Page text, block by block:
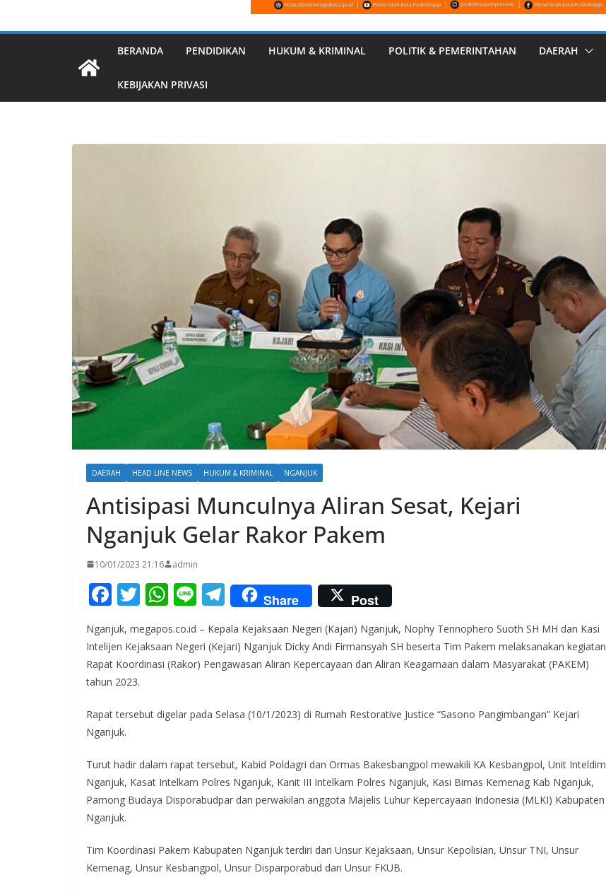
BERANDA PENDIDIKAN HUKUM & KRIMINAL POLITIK & PEMERINTAHAN DAERAH
KEBIJAKAN PRIVASI
DAERAH HEAD LINE NEWS HUKUM & KRIMINAL NGANJUK
Antisipasi Munculnya Aliran Sesat, Kejari
Nganjuk Gelar Rakor Pakem
10/01/2023 21:16 admin
F
ac
e
b
o
o
k
T
itt
er
W
at
s
p
p
Li
e
T
el
e
gr
m
Share Post
Nganjuk, megapos.co.id – Kepala Kejaksaan Negeri (Kajari) Nganjuk, Nophy Tennophero Suoth SH MH dan Kasi
Intelijen Kejaksaan Negeri (Kejari) Nganjuk Dicky Andi Firmansyah SH beserta Tim Pakem melaksanakan kegiatan
Rapat Koordinasi (Rakor) Pengawasan Aliran Kepercayaan dan Aliran Keagamaan dalam Masyarakat (PAKEM)
tahun 2023.
Rapat tersebut digelar pada Selasa (10/1/2023) di Rumah Restorative Justice “Sasono Pangimbangan” Kejari
Nganjuk.
Turut hadir dalam rapat tersebut, Kabid Poldagri dan Ormas Bakesbangpol mewakili KA Kesbangpol, Unit Inteldim
Nganjuk, Kasat Intelkam Polres Nganjuk, Kanit III Intelkam Polres Nganjuk, Kasi Bimas Kemenag Kab Nganjuk,
Pamong Budaya Disporabudpar dan perwakilan anggota Majelis Luhur Kepercayaan Indonesia (MLKI) Kabupaten
Nganjuk.
Tim Koordinasi Pakem Kabupaten Nganjuk terdiri dari Unsur Kejaksaan, Unsur Kepolisian, Unsur TNI, Unsur
Kemenag, Unsur Kesbangpol, Unsur Disparporabud dan Unsur FKUB.